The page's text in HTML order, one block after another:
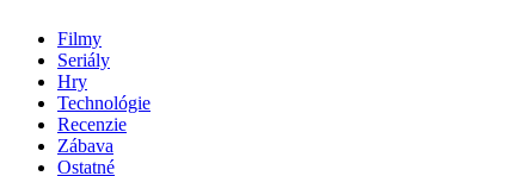
Filmy
Seriály
Hry
Technológie
Recenzie
Zábava
Ostatné